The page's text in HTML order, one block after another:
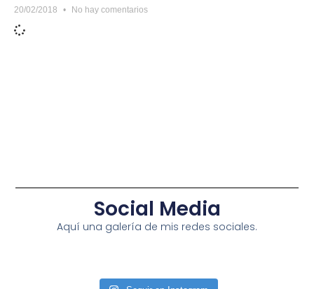
20/02/2018 No hay comentarios
Social Media
Aquí una galería de mis redes sociales.